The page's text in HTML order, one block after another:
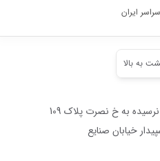
سراسر ایران
به بالا
به خ نصرت پلاک 109
خیابان صنایع